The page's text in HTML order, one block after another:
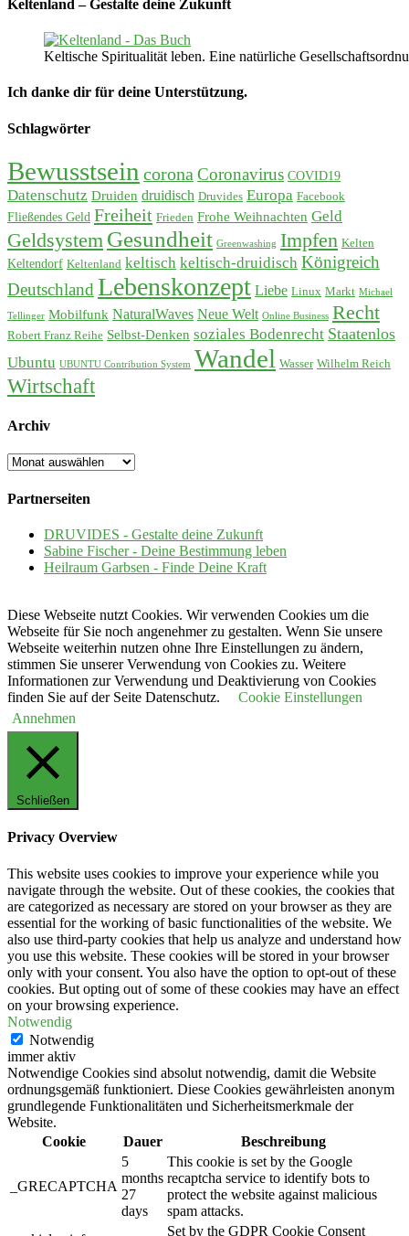
Keltenland – Gestalte deine Zukunft
Keltische Spiritualität leben. Eine natürliche
Ich danke dir für deine Unterstützung.
Schlagwörter
Bewusstsein corona Coronavirus COVID19
Datenschutz Druiden druidisch Druvides Europa Facebook
Fließendes Geld Freiheit Frieden Frohe Weihnachten Geld
Geldsystem Gesundheit Greenwashing Impfen Kelten
Keltendorf Keltenland keltisch keltisch-druidisch Königreich
Deutschland Lebenskonzept Liebe Linux Markt Michael
Tellinger Mobilfunk NaturalWaves Neue Welt Online Business Recht
Robert Franz Reihe Selbst-Denken soziales Bodenrecht Staatenlos
Ubuntu UBUNTU Contribution System Wandel Wasser Wilhelm Reich
Wirtschaft
Archiv
Archiv
Partnerseiten
DRUVIDES - Gestalte deine Zukunft
Sabine Fischer - Deine Bestimmung leben
Heilraum Garbsen - Finde Deine Kraft
Diese Webseite nutzt Cookies. Wir verwenden Cookies um die
Webseite für Sie noch angenehmer zu gestalten. Wenn Sie unsere
Webseite weiterhin nutzen ohne Ihre Einstellungen zu ändern,
stimmen Sie unserer Verwendung von Cookies zu. Weitere
Informationen zur Verwendung und Deaktivierung von Cookies
finden Sie auf der Seite Datenschutz.
Cookie Einstellungen
Annehmen
Schließen
Privacy Overview
This website uses cookies to improve your experience while you
navigate through the website. Out of these cookies, the cookies that
are categorized as necessary are stored on your browser as they are
essential for the working of basic functionalities of the website. We
also use third-party cookies that help us analyze and understand how
you use this website. These cookies will be stored in your browser
only with your consent. You also have the option to opt-out of these
cookies. But opting out of some of these cookies may have an effect
on your browsing experience.
Notwendig
Notwendig
immer aktiv
Notwendige Cookies sind absolut notwendig, damit die Website
ordnungsgemäß funktioniert. Diese Cookies gewährleisten anonym
grundlegende Funktionalitäten und Sicherheitsmerkmale der
Website.
Cookie
Dauer Beschreibung
_GRECAPTCHA
5
months
27
days
This cookie is set by the Google
recaptcha service to identify bots to
protect the website against malicious
spam attacks.
Set by the GDPR Cookie Consent